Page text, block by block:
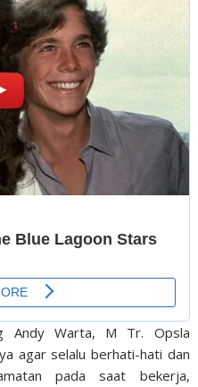
Andy Warta, M Tr. Opsla
agar selalu berhati-hati dan
pada saat bekerja,